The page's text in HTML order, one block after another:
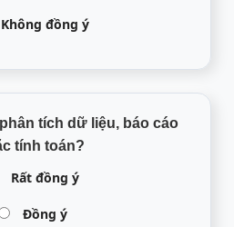
Không đồng ý
tích dữ liệu, báo cáo
tính toán?
Rất đồng ý
Đồng ý